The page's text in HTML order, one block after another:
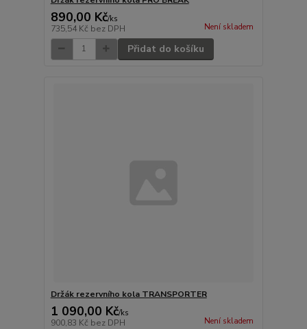
890,00 Kč/ks
735,54 Kč bez DPH Není skladem
Přidat do košíku
Držák rezervního kola TRANSPORTER
1 090,00 Kč/ks
900,83 Kč bez DPH Není skladem